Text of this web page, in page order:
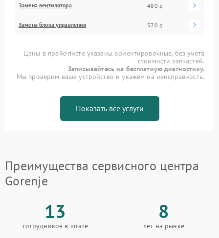
Замена вентилятора 480 р
Замена блока управления 570 р
Цены в прайс-листе указаны ориентировочные, без учета
стоимости запчастей.
Записывайтесь на бесплатную диагностику.
Мы проверим ваше устройство и укажем на неисправность.
Показать все услуги
Преимущества сервисного центра
Gorenje
13
сотрудников в штате
8
лет на рынке